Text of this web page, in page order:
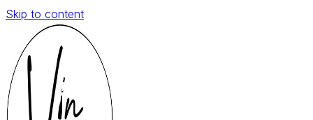
Skip to content